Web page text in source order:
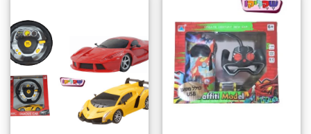
סוגים.
ניתן
לבחור
את
האפשרויות
בעמוד
המוצר